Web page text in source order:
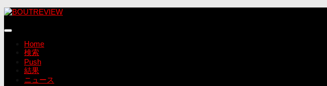
コ
テ
Home
検索
Push
結果
ニュース